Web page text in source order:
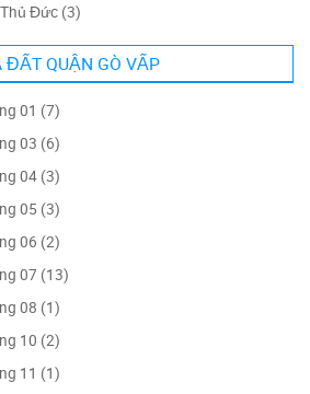
Đức (3)
ĐẤT QUẬN GÒ VẤP
01 (7)
03 (6)
04 (3)
05 (3)
06 (2)
07 (13)
08 (1)
10 (2)
11 (1)